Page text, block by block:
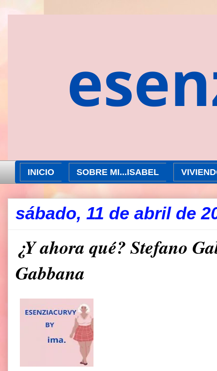
INICIO SOBRE MI...ISABEL
sábado, 11 de abril de
¿Y ahora qué? Stefano
Gabbana